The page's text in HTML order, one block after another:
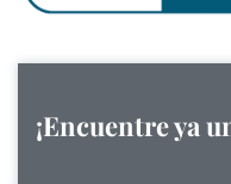
¡Encuentre ya